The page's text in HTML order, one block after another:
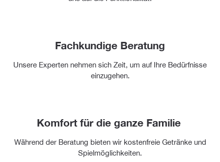
Fachkundige Beratung
Unsere Experten nehmen sich Zeit, um auf Ihre Bedürfnisse
einzugehen.
Komfort für die ganze Familie
Während der Beratung bieten wir kostenfreie Getränke und
Spielmöglichkeiten.